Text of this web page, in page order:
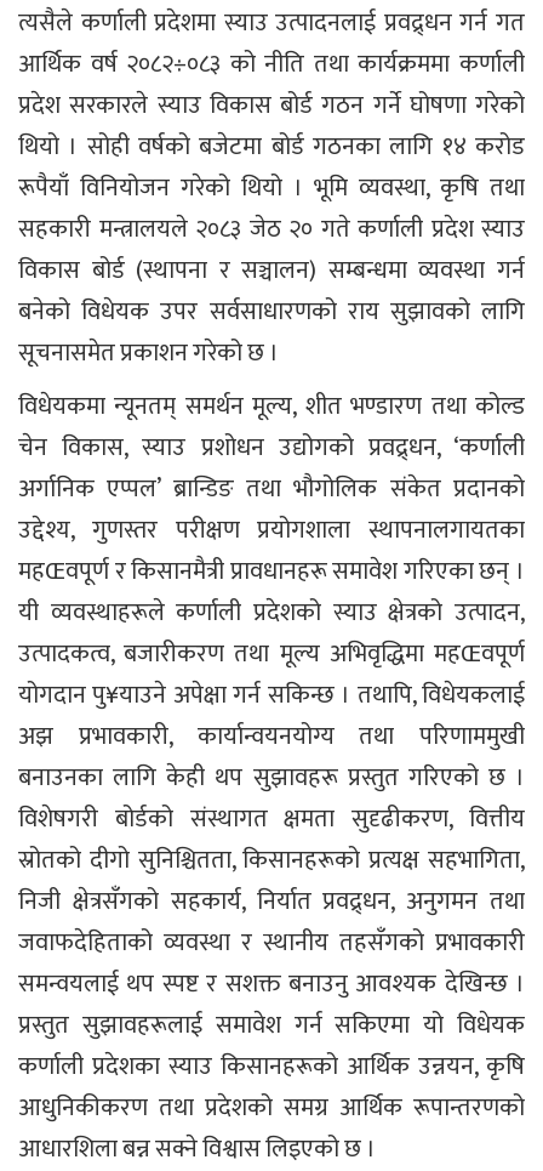
त्यसैले कर्णाली प्रदेशमा स्याउ उत्पादनलाई प्रवद्र्धन गर्न गत
आर्थिक वर्ष २०८२÷०८३ को नीति तथा कार्यक्रममा कर्णाली
प्रदेश सरकारले स्याउ विकास बोर्ड गठन गर्ने घोषणा गरेको
थियो । सोही वर्षको बजेटमा बोर्ड गठनका लागि १४ करोड
रूपैयाँ विनियोजन गरेको थियो । भूमि व्यवस्था, कृषि तथा
सहकारी मन्त्रालयले २०८३ जेठ २० गते कर्णाली प्रदेश स्याउ
विकास बोर्ड (स्थापना र सञ्चालन) सम्बन्धमा व्यवस्था गर्न
बनेको विधेयक उपर सर्वसाधारणको राय सुझावको लागि
सूचनासमेत प्रकाशन गरेको छ ।
विधेयकमा न्यूनतम् समर्थन मूल्य, शीत भण्डारण तथा कोल्ड
चेन विकास, स्याउ प्रशोधन उद्योगको प्रवद्र्धन, ‘कर्णाली
अर्गानिक एप्पल’ ब्रान्डिङ तथा भौगोलिक संकेत प्रदानको
उद्देश्य, गुणस्तर परीक्षण प्रयोगशाला स्थापनालगायतका
महŒवपूर्ण र किसानमैत्री प्रावधानहरू समावेश गरिएका छन् ।
यी व्यवस्थाहरूले कर्णाली प्रदेशको स्याउ क्षेत्रको उत्पादन,
उत्पादकत्व, बजारीकरण तथा मूल्य अभिवृद्धिमा महŒवपूर्ण
योगदान पु¥याउने अपेक्षा गर्न सकिन्छ । तथापि, विधेयकलाई
अझ प्रभावकारी, कार्यान्वयनयोग्य तथा परिणाममुखी
बनाउनका लागि केही थप सुझावहरू प्रस्तुत गरिएको छ ।
विशेषगरी बोर्डको संस्थागत क्षमता सुदृढीकरण, वित्तीय
स्रोतको दीगो सुनिश्चितता, किसानहरूको प्रत्यक्ष सहभागिता,
निजी क्षेत्रसँगको सहकार्य, निर्यात प्रवद्र्धन, अनुगमन तथा
जवाफदेहिताको व्यवस्था र स्थानीय तहसँगको प्रभावकारी
समन्वयलाई थप स्पष्ट र सशक्त बनाउनु आवश्यक देखिन्छ ।
प्रस्तुत सुझावहरूलाई समावेश गर्न सकिएमा यो विधेयक
कर्णाली प्रदेशका स्याउ किसानहरूको आर्थिक उन्नयन, कृषि
आधुनिकीकरण तथा प्रदेशको समग्र आर्थिक रूपान्तरणको
आधारशिला बन्न सक्ने विश्वास लिइएको छ ।